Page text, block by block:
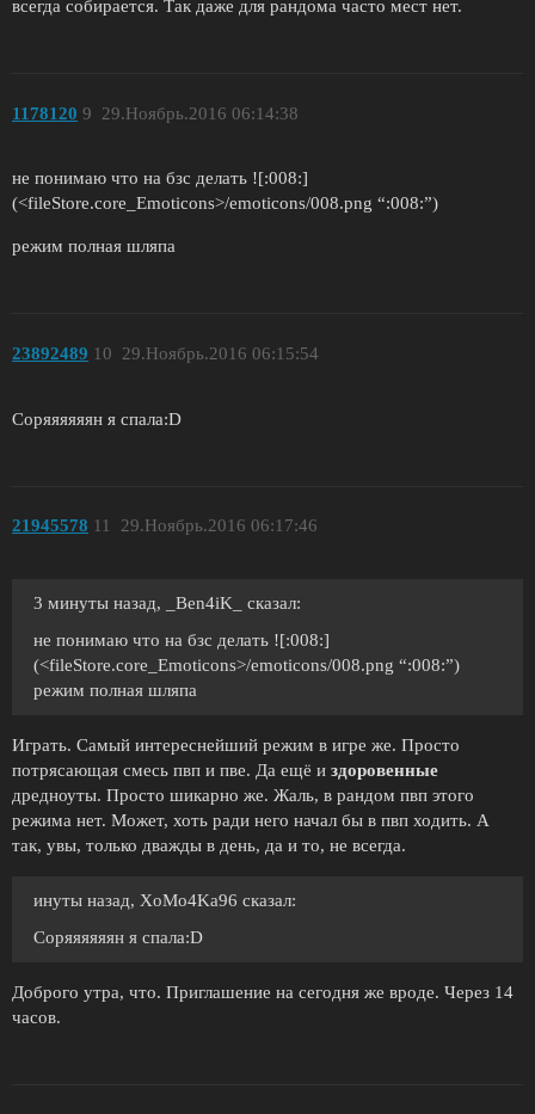
всегда собирается. Так даже для рандома часто мест нет.
1178120 29.Ноябрь.2016 06:14:38
9
не понимаю что на бзс делать ![:008:]
(<fileStore.core_Emoticons>/emoticons/008.png “:008:”)
режим полная шляпа
23892489 29.Ноябрь.2016 06:15:54
10
Соряяяяяян я спала:D
21945578 29.Ноябрь.2016 06:17:46
11
3 минуты назад, _Ben4iK_ сказал:
не понимаю что на бзс делать ![:008:]
(<fileStore.core_Emoticons>/emoticons/008.png “:008:”)
режим полная шляпа
Играть. Самый интереснейший режим в игре же. Просто
потрясающая смесь пвп и пве. Да ещё и здоровенные
дредноуты. Просто шикарно же. Жаль, в рандом пвп этого
режима нет. Может, хоть ради него начал бы в пвп ходить. А
так, увы, только дважды в день, да и то, не всегда.
инуты назад, XoMo4Ka96 сказал:
Соряяяяяян я спала:D
Доброго утра, что. Приглашение на сегодня же вроде. Через 14
часов.